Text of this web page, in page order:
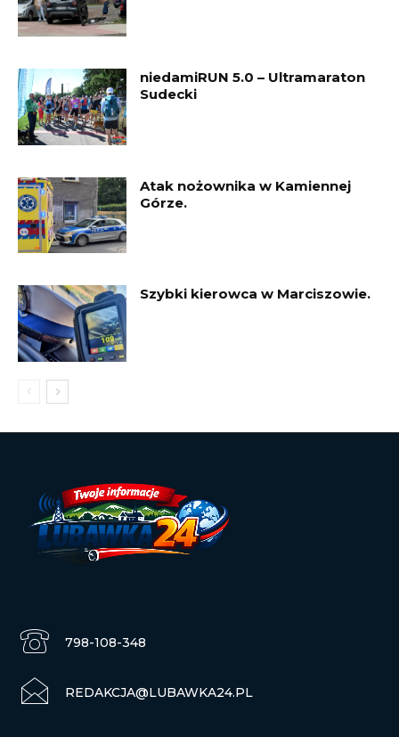
niedamiRUN 5.0 – Ultramaraton
Sudecki
Atak nożownika w Kamiennej
Górze.
Szybki kierowca w Marciszowie.
798-108-348
REDAKCJA@LUBAWKA24.PL